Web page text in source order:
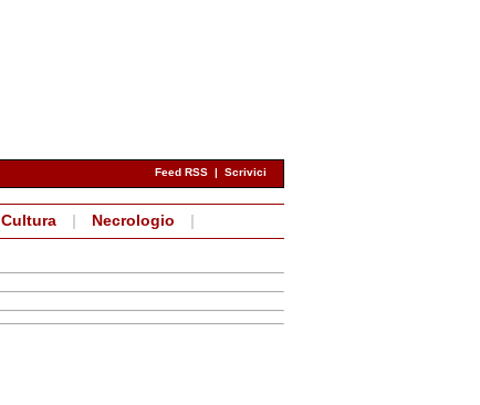
Feed RSS | Scrivici
Cultura | Necrologio
|